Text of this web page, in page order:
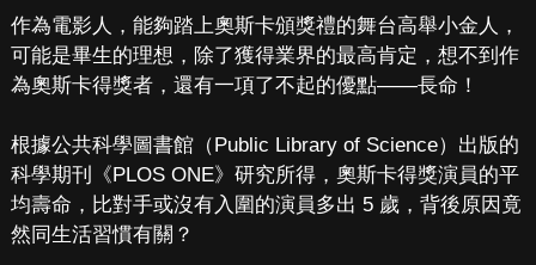
作為電影人，能夠踏上奧斯卡頒獎禮的舞台高舉小金人，
可能是畢生的理想，除了獲得業界的最高肯定，想不到作
為奧斯卡得獎者，還有一項了不起的優點——長命！
根據公共科學圖書館（Public Library of Science）出版的
科學期刊《PLOS ONE》研究所得，奧斯卡得獎演員的平
均壽命，比對手或沒有入圍的演員多出 5 歲，背後原因竟
然同生活習慣有關？